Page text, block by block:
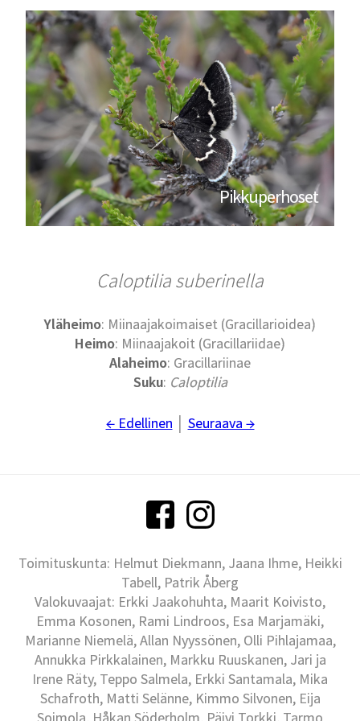
Pikkuperhoset
Caloptilia suberinella
Yläheimo: Miinaajakoimaiset (Gracillarioidea)
Heimo: Miinaajakoit (Gracillariidae)
Alaheimo: Gracillariinae
Suku: Caloptilia
← Edellinen Seuraava →
Toimituskunta: Helmut Diekmann, Jaana Ihme, Heikki
Tabell, Patrik Åberg
Valokuvaajat: Erkki Jaakohuhta, Maarit Koivisto,
Emma Kosonen, Rami Lindroos, Esa Marjamäki,
Marianne Niemelä, Allan Nyyssönen, Olli Pihlajamaa,
Annukka Pirkkalainen, Markku Ruuskanen, Jari ja
Irene Räty, Teppo Salmela, Erkki Santamala, Mika
Schafroth, Matti Selänne, Kimmo Silvonen, Eija